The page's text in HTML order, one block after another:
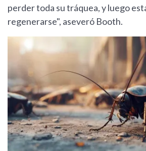
perder toda su tráquea, y luego
regenerarse", aseveró Booth.